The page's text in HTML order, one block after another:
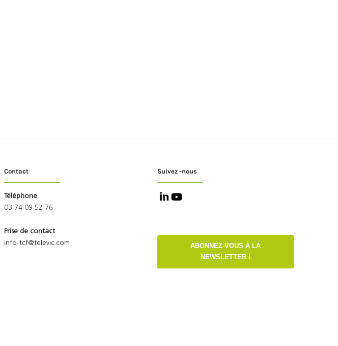
Contact
Téléphone
03 74 09 52 76
Prise de contact
info-tcf@televic.com
Suivez -nous
ABONNEZ-VOUS À LA
NEWSLETTER !